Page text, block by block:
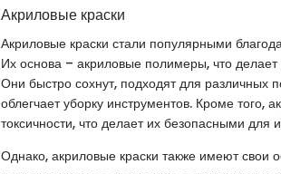
Акриловые краски
Акриловые краски стали популярными
Их основа – акриловые полимеры, что
Они быстро сохнут, подходят для различных
облегчает уборку инструментов. Кроме того,
токсичности, что делает их безопасными
Однако, акриловые краски также имеют свои